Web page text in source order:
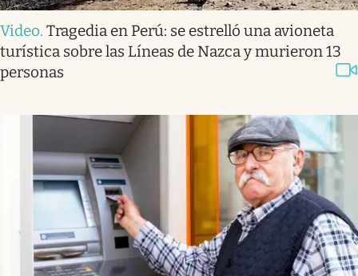
Video. Tragedia en Perú: se estrelló una avioneta
turística sobre las Líneas de Nazca y murieron 13
personas